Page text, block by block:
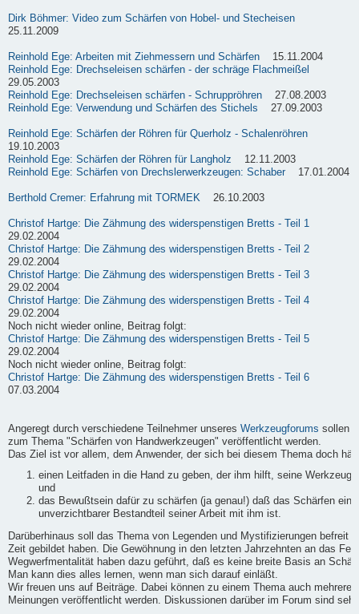
Dirk Böhmer: Video zum Schärfen von Hobel- und Stecheisen
25.11.2009
Reinhold Ege: Arbeiten mit Ziehmessern und Schärfen 15.11.2004
Reinhold Ege: Drechseleisen schärfen - der schräge Flachmeißel
29.05.2003
Reinhold Ege: Drechseleisen schärfen - Schruppröhren 27.08.2003
Reinhold Ege: Verwendung und Schärfen des Stichels 27.09.2003
Reinhold Ege: Schärfen der Röhren für Querholz - Schalenröhren
19.10.2003
Reinhold Ege: Schärfen der Röhren für Langholz 12.11.2003
Reinhold Ege: Schärfen von Drechslerwerkzeugen: Schaber 17.01.2004
Berthold Cremer: Erfahrung mit TORMEK 26.10.2003
Christof Hartge: Die Zähmung des widerspenstigen Bretts - Teil 1
29.02.2004
Christof Hartge: Die Zähmung des widerspenstigen Bretts - Teil 2
29.02.2004
Christof Hartge: Die Zähmung des widerspenstigen Bretts - Teil 3
29.02.2004
Christof Hartge: Die Zähmung des widerspenstigen Bretts - Teil 4
29.02.2004
Noch nicht wieder online, Beitrag folgt:
Christof Hartge: Die Zähmung des widerspenstigen Bretts - Teil 5
29.02.2004
Noch nicht wieder online, Beitrag folgt:
Christof Hartge: Die Zähmung des widerspenstigen Bretts - Teil 6
07.03.2004
Angeregt durch verschiedene Teilnehmer unseres Werkzeugforums sollen
zum Thema "Schärfen von Handwerkzeugen" veröffentlicht werden.
Das Ziel ist vor allem, dem Anwender, der sich bei diesem Thema doch
einen Leitfaden in die Hand zu geben, der ihm hilft, seine
und
das Bewußtsein dafür zu schärfen (ja genau!) daß das Schärfen
unverzichtbarer Bestandteil seiner Arbeit mit ihm ist.
Darüberhinaus soll das Thema von Legenden und Mystifizierungen befreit
Zeit gebildet haben. Die Gewöhnung in den letzten Jahrzehnten an das
Wegwerfmentalität haben dazu geführt, daß es keine breite Basis an
Man kann dies alles lernen, wenn man sich darauf einläßt.
Wir freuen uns auf Beiträge. Dabei können zu einem Thema auch mehrere
Meinungen veröffentlicht werden. Diskussionen darüber im Forum sind